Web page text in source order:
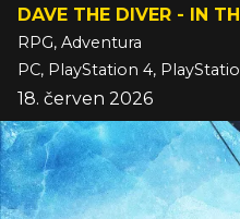
DAVE THE DIVER - IN
RPG, Adventura
18. červen 2026